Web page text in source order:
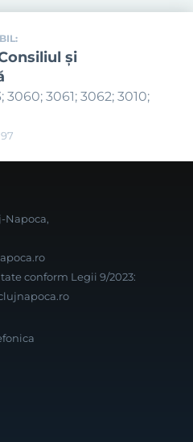
şi
3061; 3062; 3010;
Napoca,
conform Legii 9/2023: